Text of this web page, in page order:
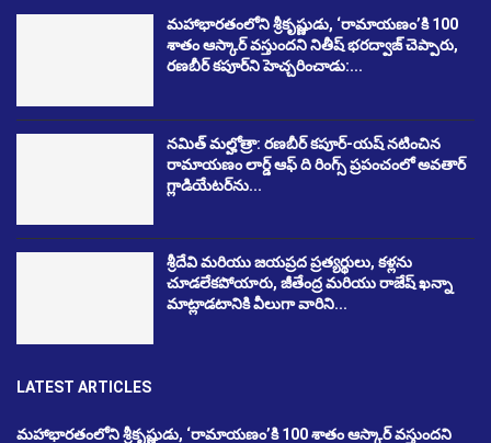
మహాభారతంలోని శ్రీకృష్ణుడు, ‘రామాయణం’కి 100
శాతం ఆస్కార్ వస్తుందని నితీష్ భరద్వాజ్ చెప్పారు,
రణబీర్ కపూర్‌ని హెచ్చరించాడు:...
నమిత్ మల్హోత్రా: రణబీర్ కపూర్-యష్ నటించిన
రామాయణం లార్డ్ ఆఫ్ ది రింగ్స్ ప్రపంచంలో అవతార్
గ్లాడియేటర్‌ను...
శ్రీదేవి మరియు జయప్రద ప్రత్యర్థులు, కళ్లను
చూడలేకపోయారు, జీతేంద్ర మరియు రాజేష్ ఖన్నా
మాట్లాడటానికి వీలుగా వారిని...
LATEST ARTICLES
మహాభారతంలోని శ్రీకృష్ణుడు, ‘రామాయణం’కి 100 శాతం ఆస్కార్ వస్తుందని